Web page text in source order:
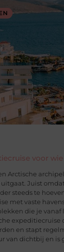
voor
Arctische
Juist
steeds te
met vaste
die je
en stapt
van dichtbij en